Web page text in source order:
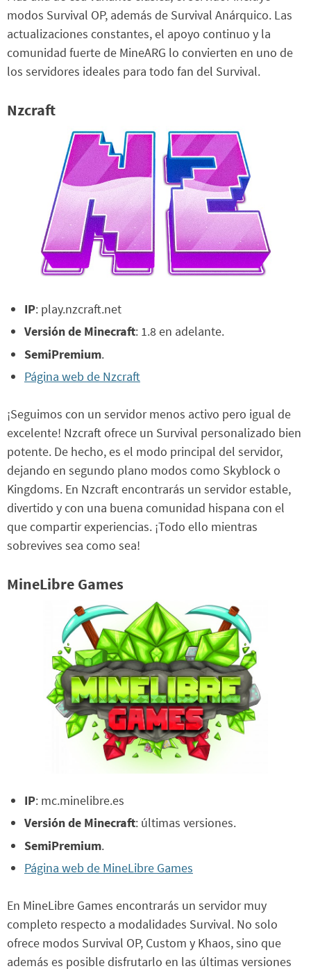
modos Survival OP, además de Survival Anárquico. Las
actualizaciones constantes, el apoyo continuo y la
comunidad fuerte de MineARG lo convierten en uno de
los servidores ideales para todo fan del Survival.
Nzcraft
IP: play.nzcraft.net
Versión de Minecraft: 1.8 en adelante.
SemiPremium.
Página web de Nzcraft
¡Seguimos con un servidor menos activo pero igual de
excelente! Nzcraft ofrece un Survival personalizado bien
potente. De hecho, es el modo principal del servidor,
dejando en segundo plano modos como Skyblock o
Kingdoms. En Nzcraft encontrarás un servidor estable,
divertido y con una buena comunidad hispana con el
que compartir experiencias. ¡Todo ello mientras
sobrevives sea como sea!
MineLibre Games
IP: mc.minelibre.es
Versión de Minecraft: últimas versiones.
SemiPremium.
Página web de MineLibre Games
En MineLibre Games encontrarás un servidor muy
completo respecto a modalidades Survival. No solo
ofrece modos Survival OP, Custom y Khaos, sino que
además es posible disfrutarlo en las últimas versiones